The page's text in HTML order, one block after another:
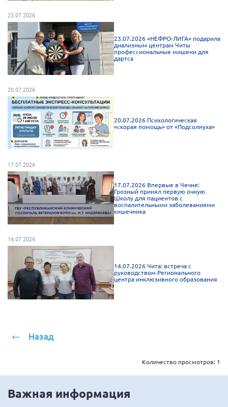
Общероссийская РС
Алтайский край
Архангельская область
Владимирская область
Волгоградская область
Воронежская область
Ивановская область
Калининградская область
Кемеровская область
Кировская область
Краснодарский край
Красноярский край
Липецкая область
Ленинградская область
г. Москва
Московская область
Новгородская область
Омская область
Оренбургская область
23.07.2026
23.07.2026 «НЕФРО-ЛИГА» подарила
диализным центрам Читы
профессиональные мишени для
дартса
20.07.2026
20.07.2026 Психологическая
«скорая помощь» от «Подсолнуха»
17.07.2026
17.07.2026 Впервые в Чечне:
Грозный принял первую очную
Школу для пациентов с
воспалительными заболеваниями
кишечника
14.07.2026
14.07.2026 Чита: встреча с
руководством Регионального
центра инклюзивного образования
Назад
Количество просмотров: 1
Важная информация